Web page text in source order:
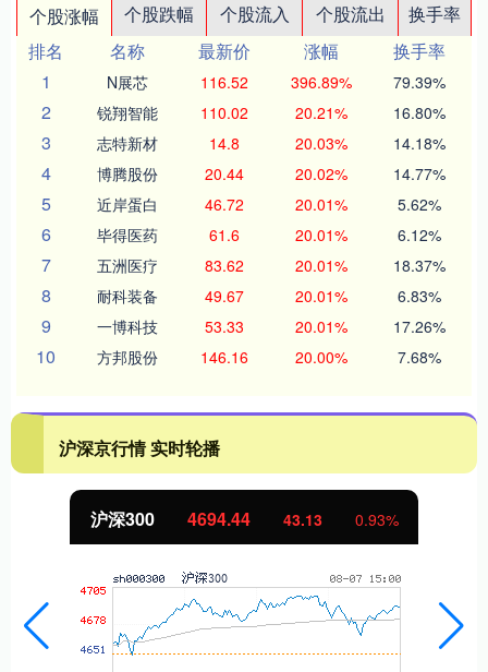
个股涨幅 个股跌幅 个股流入 个股流出
换手率
排名
名称 最新价 涨幅
换手率
1
N展芯 116.52 396.89% 79.39%
2 锐翔智能 110.02 20.21% 16.80%
3 志特新材 14.8 20.03% 14.18%
4 博腾股份 20.44 20.02% 14.77%
5 近岸蛋白 46.72 20.01% 5.62%
6 毕得医药 61.6 20.01% 6.12%
7 五洲医疗 83.62 20.01% 18.37%
8 耐科装备 49.67 20.01% 6.83%
9 一博科技 53.33 20.01% 17.26%
10 方邦股份 146.16 20.00% 7.68%
沪深京行情 实时轮播
沪深300 4694.44 43.13 0.93%